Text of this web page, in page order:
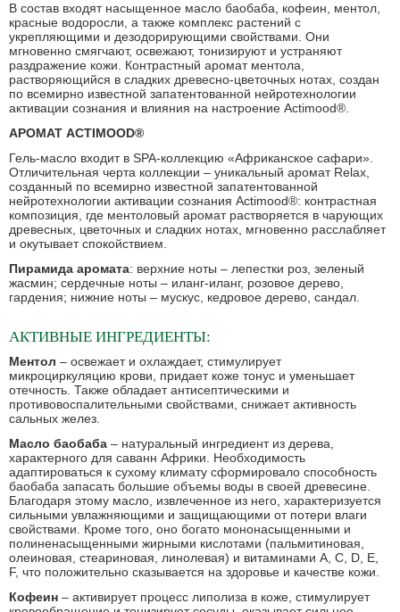
В состав входят насыщенное масло баобаба, кофеин, ментол,
красные водоросли, а также комплекс растений с
укрепляющими и дезодорирующими свойствами. Они
мгновенно смягчают, освежают, тонизируют и устраняют
раздражение кожи. Контрастный аромат ментола,
растворяющийся в сладких древесно-цветочных нотах, создан
по всемирно известной запатентованной нейротехнологии
активации сознания и влияния на настроение Actimood®.
АРОМАТ ACTIMOOD®
Гель-масло входит в SPA-коллекцию «Африканское сафари».
Отличительная черта коллекции – уникальный аромат Relax,
созданный по всемирно известной запатентованной
нейротехнологии активации сознания Actimood®: контрастная
композиция, где ментоловый аромат растворяется в чарующих
древесных, цветочных и сладких нотах, мгновенно расслабляет
и окутывает спокойствием.
Пирамида аромата: верхние ноты – лепестки роз, зеленый
жасмин; сердечные ноты – иланг-иланг, розовое дерево,
гардения; нижние ноты – мускус, кедровое дерево, сандал.
АКТИВНЫЕ ИНГРЕДИЕНТЫ:
Ментол – освежает и охлаждает, стимулирует
микроциркуляцию крови, придает коже тонус и уменьшает
отечность. Также обладает антисептическими и
противовоспалительными свойствами, снижает активность
сальных желез.
Масло баобаба – натуральный ингредиент из дерева,
характерного для саванн Африки. Необходимость
адаптироваться к сухому климату сформировало способность
баобаба запасать большие объемы воды в своей древесине.
Благодаря этому масло, извлеченное из него, характеризуется
сильными увлажняющими и защищающими от потери влаги
свойствами. Кроме того, оно богато мононасыщенными и
полиненасыщенными жирными кислотами (пальмитиновая,
олеиновая, стеариновая, линолевая) и витаминами А, С, D, Е,
F, что положительно сказывается на здоровье и качестве кожи.
Кофеин – активирует процесс липолиза в коже, стимулирует